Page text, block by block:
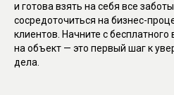
и готова взять на себя все
сосредоточиться на бизнес-
клиентов. Начните с
на объект — это первый шаг к
дела.